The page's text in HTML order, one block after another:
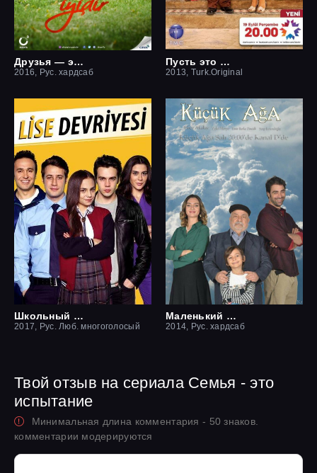
Друзья — это хорошо
2016, Рус. хардсаб
Пусть это останется между нами
2013, Turk.Original
Школьный патруль
2017, Рус. Люб. многоголосый
Маленький начальник
2014, Рус. хардсаб
Твой отзыв на сериала Семья - это
испытание
Минимальная длина комментария - 50 знаков.
комментарии модерируются